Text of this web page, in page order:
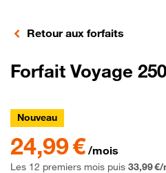
Retour aux forfaits
Forfait Voyage
Nouveau
24,99 € /mois
Les 12 premiers mois puis 33,99